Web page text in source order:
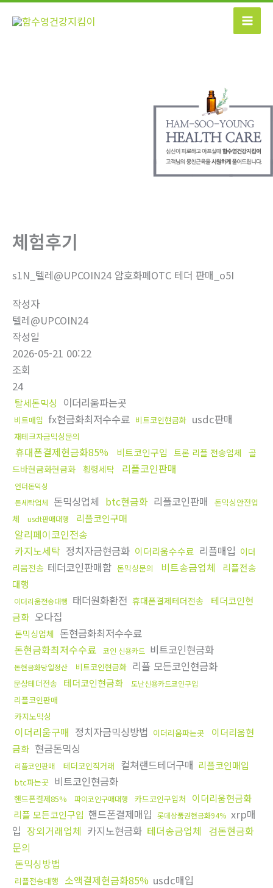
콘
체험후기
s1N_텔레@UPCOIN24 암호화폐OTC 테더 판매_o5I
작성자
텔레@UPCOIN24
작성일
2026-05-21 00:22
조회
24
탈세돈믹싱 이더리움파는곳
비트매입 fx현금화최저수수료 비트코인현금화 usdc판매
재테크자금믹싱문의
휴대폰결제현금화85% 비트코인구입 트론 리플 전송업체
골
드바현금화현금화 횡령세탁 리플코인판매
언더돈믹싱
돈세탁업체
돈믹싱업체 btc현금화 리플코인판매
돈믹싱안전업
체
usdt판매대행 리플코인구매
알리페이코인전송
카지노세탁 정치자금현금화 이더리움수수료 리플매입 이더
리움전송 테더코인판매함 돈믹싱문의 비트송금업체
리플전송
대행
이더리움전송대행 태더원화환전 휴대폰결제테더전송
테더코인현
금화 오다집
돈믹싱업체 돈현금화최저수수료
돈현금화최저수수료
코인 신용카드 비트코인현금화
돈현금화당일정산 비트코인현금화 리플 모든코인현금화
문상테더전송 테더코인현금화 도난신용카드코인구입
리플코인판매
카지노믹싱
이더리움구매 정치자금믹싱방법 이더리움파는곳
이더리움현
금화 현금돈믹싱
리플코인판매 테더코인직거래 컬쳐랜드테더구매 리플코인매입
btc파는곳 비트코인현금화
핸드폰결제85% 파이코인구매대행 카드코인구입처
이더리움현금화
리플 모든코인구입 핸드폰결제매입 롯데상품권현금화94% xrp매
입 장외거래업체 카지노현금화 테더송금업체 검돈현금화
문의
돈믹싱방법
리플전송대행 소액결제현금화85% usdc매입